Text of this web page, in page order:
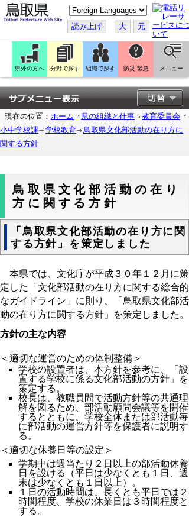
こ
の
ペ
ー
ジ
翻
訳
す
る
読み上げ 大 元
県外の方へ 分野で探す 組織で探す 防災 緊急 メニュー
現在の位置： ホーム 県の組織と仕事
教育委員会
小中学校課
学校教育
鳥取県文化部活動の在り方に
関する方針
鳥取県文化部活動の在り
方に関する方針
「鳥取県文化部活動の在り方に関
する方針」を策定しました
本県では、文化庁が平成３０年１２月に策
定した「文化部活動の在り方に関する総合的
なガイドライン」に則り、「鳥取県文化部活
動の在り方に関する方針」を策定しました。
方針の主な内容
＜適切な運営のための体制整備＞
学校の設置者は、本方針を参考に、「設
置する学校に係る文化部活動の方針」を
策定する。
校長は、教職員間で活動方針等の共通理
解を図るため、部活動顧問会議等を開催
するとともに、学校全体または部活動毎
に部活動の運営方針等を保護者に説明す
る。
＜適切な休養日等の設定＞
学期中は週当たり２日以上の部活動休養
日を設ける（平日は少なくとも１日、週
末は少なくとも１日以上）。
１日の活動時間は、長くとも平日では２
時間程度、学校の休業日は３時間程度と
する。